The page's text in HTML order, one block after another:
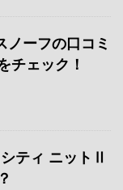
ノーフの口コミ
チェック！
ティ ニットⅡ